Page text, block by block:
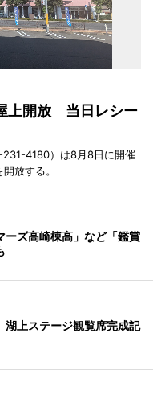
上開放 当日レシー
231-4180）は8月8日に開催
放する。
ーズ高崎棟高」など「鑑賞
湖上ステージ観覧席完成記